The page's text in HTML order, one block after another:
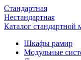
Стандартная
Нестандартная
Каталог стандартной
Шкафы рамир
Модульные